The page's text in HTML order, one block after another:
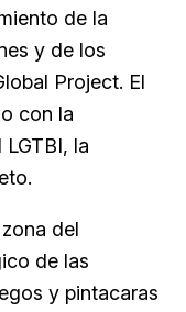
de la
y de los
Project. El
con la
la
del
de las
y pintacaras